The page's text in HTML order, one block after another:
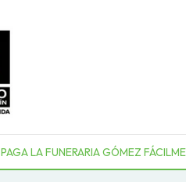
PAGA LA FUNERARIA GÓMEZ